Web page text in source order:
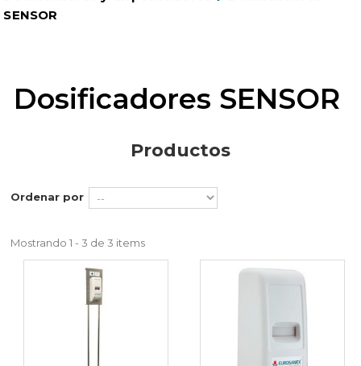
SENSOR
Dosificadores SENSOR
Productos
Ordenar por
Mostrando 1 - 3 de 3 items